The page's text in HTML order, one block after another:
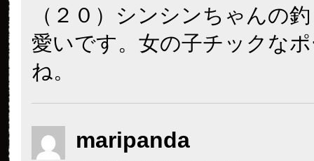
（２０）シンシンちゃんの
愛いです。女の子チックな
ね。
maripanda